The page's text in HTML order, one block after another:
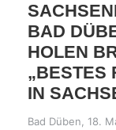
BAD
HOLEN
„BESTES
IN
Bad Düben, 18.